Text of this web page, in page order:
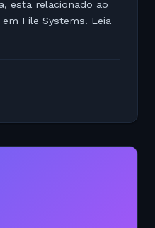
esta relacionado ao
File Systems. Leia